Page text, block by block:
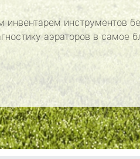
инструментов
аэраторов в самое